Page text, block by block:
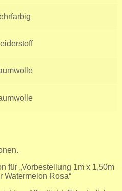
für „Vorbestellung 1m x 1,50m
Watermelon Rosa“